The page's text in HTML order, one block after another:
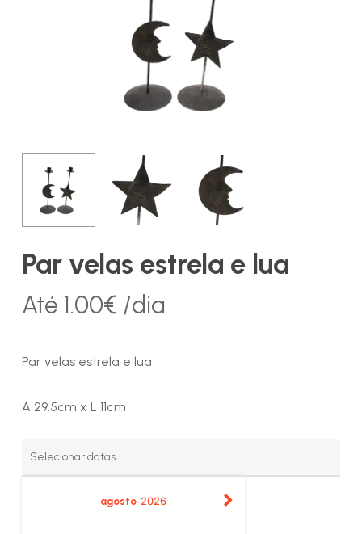
Par velas estrela e lua
Até 1.00€ /dia
Par velas estrela e lua
A 29.5cm x L 11cm
agosto 2026